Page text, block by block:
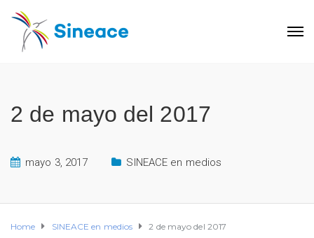
2 de mayo del 2017
mayo 3, 2017 SINEACE en medios
Home SINEACE en medios 2 de mayo del 2017